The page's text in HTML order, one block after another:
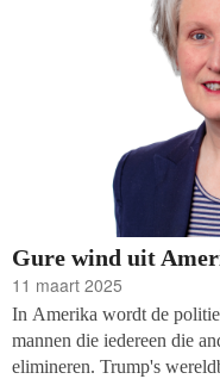
Gure wind uit
11 maart 2025
In Amerika wordt de
mannen die iedereen die
elimineren. Trump's